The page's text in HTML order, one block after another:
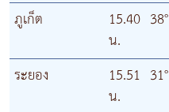
ภูเก็ต
15.40
น.
38°
ระยอง
15.51
น.
31°